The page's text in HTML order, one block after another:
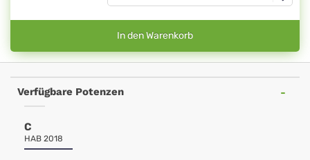
In den Warenkorb
Verfügbare Potenzen
C
HAB 2018